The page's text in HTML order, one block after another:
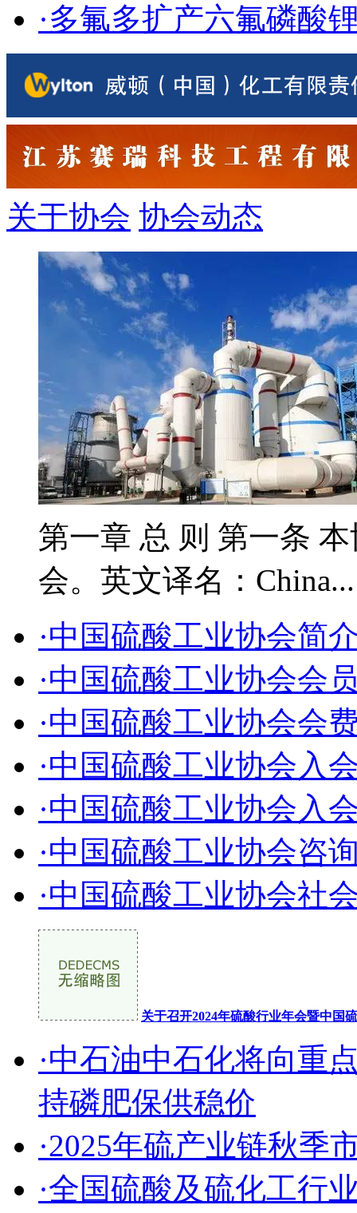
·多氟多扩产六氟磷酸
关于协会 协会动态
第一章 总 则 第一条
会。英文译名：
·中国硫酸工业协会简
·中国硫酸工业协会会
·中国硫酸工业协会会
·中国硫酸工业协会入
·中国硫酸工业协会入
·中国硫酸工业协会咨
·中国硫酸工业协会社
关于召开2024年硫酸行业年会暨中国
·中石油中石化将向重
持磷肥保供稳价
·2025年硫产业链秋季
·全国硫酸及硫化工行